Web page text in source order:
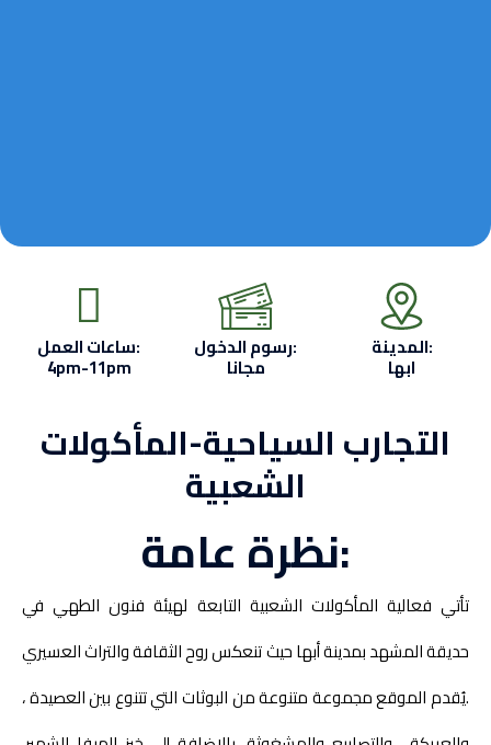
ساعات العمل:
4pm-11pm
رسوم الدخول:
مجانا
المدينة:
ابها
التجارب السياحية-المأكولات
الشعبية
نظرة عامة:
تأتي فعالية المأكولات الشعبية التابعة لهيئة فنون الطهي في
حديقة المشهد بمدينة أبها حيث تنعكس روح الثقافة والتراث العسيري
.يُقدم الموقع مجموعة متنوعة من البوثات التي تتنوع بين العصيدة ،